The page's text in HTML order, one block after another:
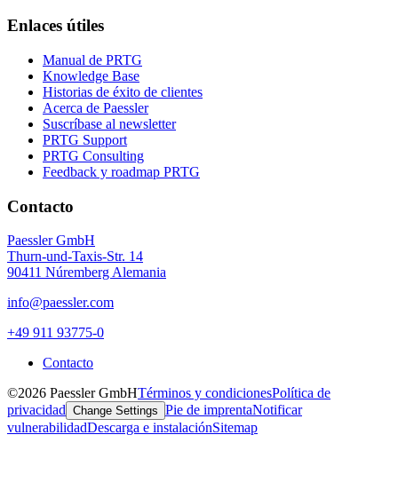
Enlaces útiles
Manual de PRTG
Knowledge Base
Historias de éxito de clientes
Acerca de Paessler
Suscríbase al newsletter
PRTG Support
PRTG Consulting
Feedback y roadmap PRTG
Contacto
Paessler GmbH
Thurn-und-Taxis-Str. 14
90411 Núremberg Alemania
info@paessler.com
+49 911 93775-0
Contacto
©2026 Paessler GmbHTérminos y condicionesPolítica de
privacidad Change Settings Pie de imprentaNotificar
vulnerabilidadDescarga e instalaciónSitemap